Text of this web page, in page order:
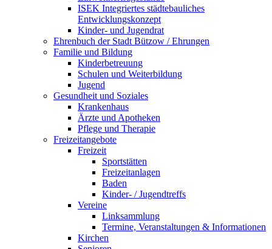
ISEK Integriertes städtebauliches
Entwicklungskonzept
Kinder- und Jugendrat
Ehrenbuch der Stadt Bützow / Ehrungen
Familie und Bildung
Kinderbetreuung
Schulen und Weiterbildung
Jugend
Gesundheit und Soziales
Krankenhaus
Ärzte und Apotheken
Pflege und Therapie
Freizeitangebote
Freizeit
Sportstätten
Freizeitanlagen
Baden
Kinder- / Jugendtreffs
Vereine
Linksammlung
Termine, Veranstaltungen & Informationen
Kirchen